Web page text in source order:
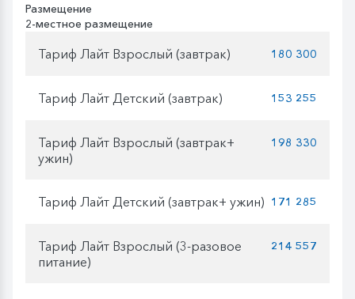
Размещение
2-местное размещение
Тариф Лайт Взрослый (завтрак) 180 300
Тариф Лайт Детский (завтрак) 153 255
Тариф Лайт Взрослый (завтрак+
ужин)
198 330
Тариф Лайт Детский (завтрак+ ужин) 171 285
Тариф Лайт Взрослый (3-разовое
питание)
214 557